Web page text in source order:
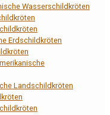
Wasserschildkröten
Erdschildkröten
Landschildkröten